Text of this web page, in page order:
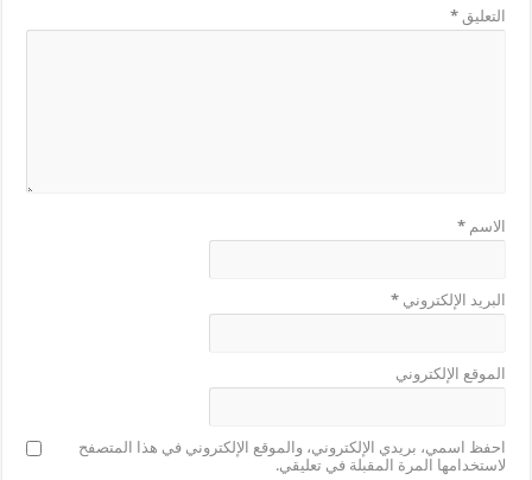
التعليق*
الاسم*
البريد الإلكتروني*
الموقع الإلكتروني
احفظ اسمي، بريدي الإلكتروني، والموقع الإلكتروني في هذا المتصفح
لاستخدامها المرة المقبلة في تعليقي.